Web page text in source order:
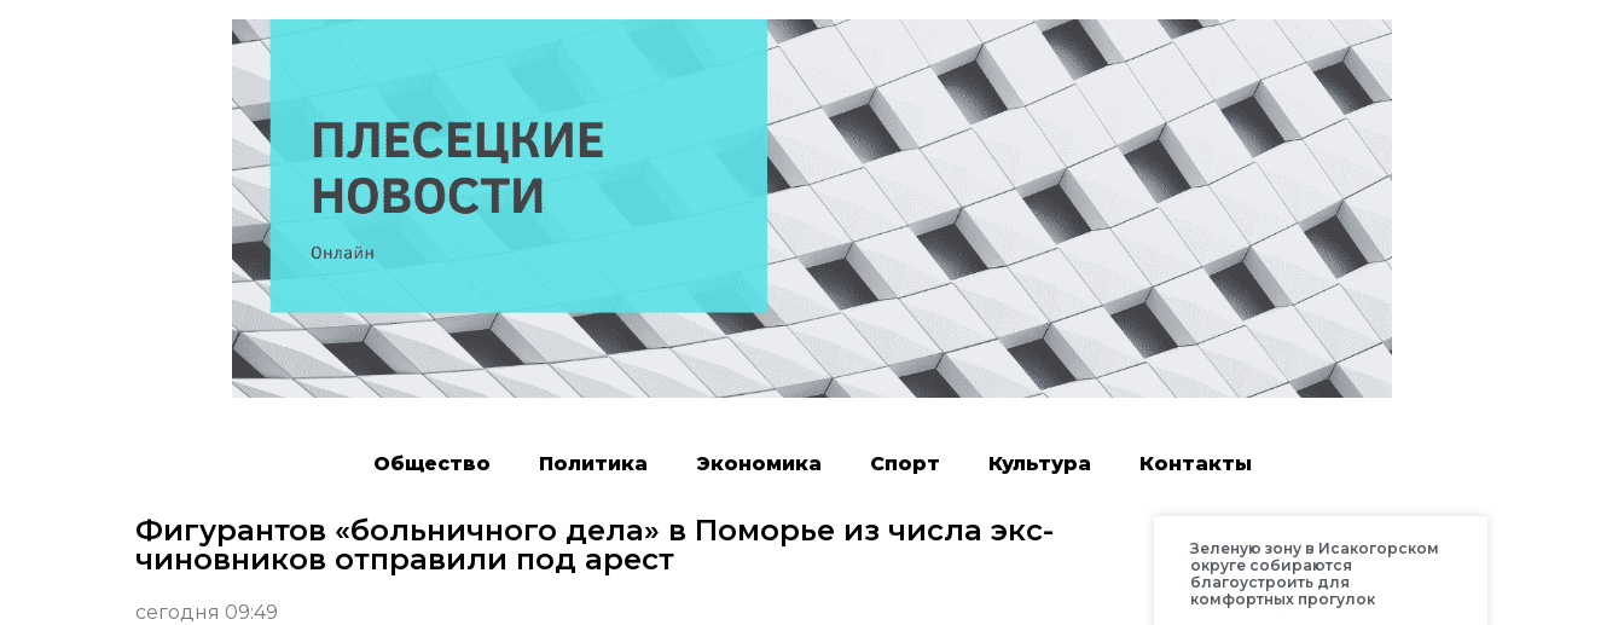
Общество Политика Экономика Спорт Культура Контакты
Фигурантов «больничного дела» в Поморье из числа экс-
чиновников отправили под арест
сегодня 09:49
Зеленую зону в Исакогорском
округе собираются
благоустроить для
комфортных прогулок